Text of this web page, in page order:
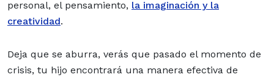
personal, el pensamiento, la imaginación y la
creatividad.
Deja que se aburra, verás que pasado el momento de
crisis, tu hijo encontrará una manera efectiva de